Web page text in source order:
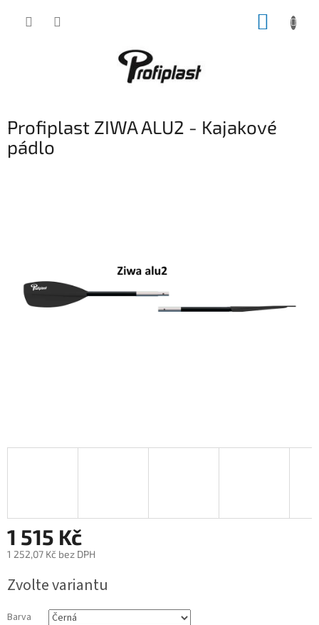
Profiplast ZIWA ALU2 - Kajakové
pádlo
1 515 Kč
1 252,07 Kč bez DPH
cena:
Zvolte variantu
Barva